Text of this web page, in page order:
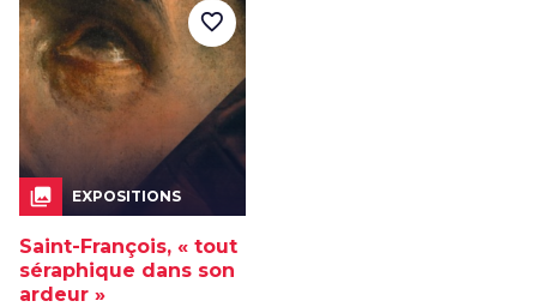
collections EXPOSITIONS
Saint-François, « tout
séraphique dans son
ardeur »
favorite_border